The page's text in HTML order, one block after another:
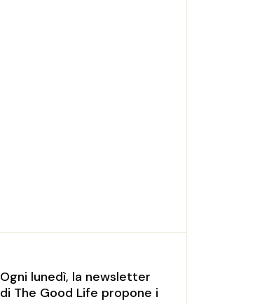
Ogni lunedì, la newsletter
di The Good Life propone i